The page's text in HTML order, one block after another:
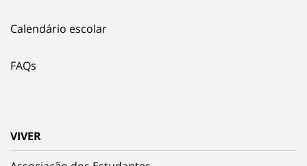
Calendário escolar
FAQs
VIVER